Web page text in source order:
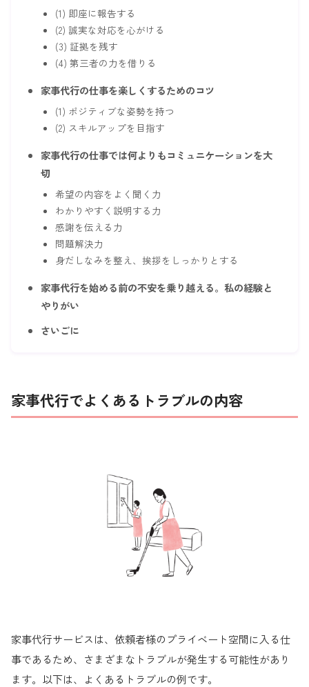
(1) 即座に報告する
(2) 誠実な対応を心がける
(3) 証拠を残す
(4) 第三者の力を借りる
家事代行の仕事を楽しくするためのコツ
(1) ポジティブな姿勢を持つ
(2) スキルアップを目指す
家事代行の仕事では何よりもコミュニケーションを大
切
希望の内容をよく聞く力
わかりやすく説明する力
感謝を伝える力
問題解決力
身だしなみを整え、挨拶をしっかりとする
家事代行を始める前の不安を乗り越える。私の経験と
やりがい
さいごに
家事代行でよくあるトラブルの内容
家事代行サービスは、依頼者様のプライベート空間に入る仕
事であるため、さまざまなトラブルが発生する可能性があり
ます。以下は、よくあるトラブルの例です。